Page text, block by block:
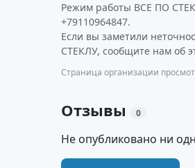
Режим работы ВСЕ ПО
+79110964847.
Если вы заметили
СТЕКЛУ, сообщите нам об
Страница организации
Отзывы 0
Не опубликовано ни